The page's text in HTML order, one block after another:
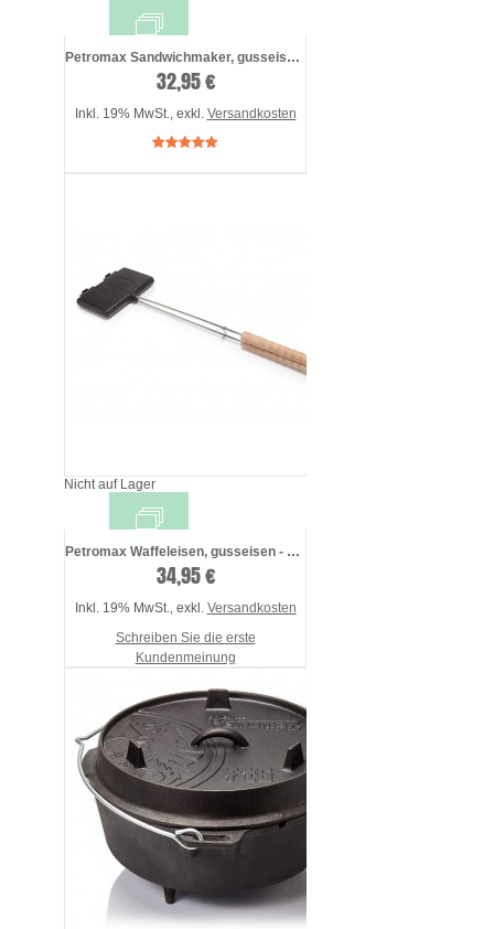
Petromax Sandwichmaker, gusseisen - pres ...
32,95 €
Inkl. 19% MwSt., exkl. Versandkosten
Nicht auf Lager
Petromax Waffeleisen, gusseisen - presea ...
34,95 €
Inkl. 19% MwSt., exkl. Versandkosten
Schreiben Sie die erste
Kundenmeinung